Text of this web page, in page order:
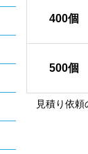
400個
500個
見積り依頼